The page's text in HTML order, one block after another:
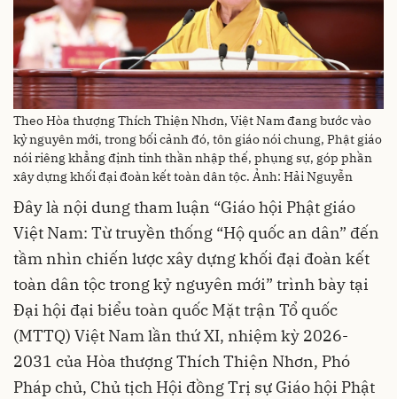
Theo Hòa thượng Thích Thiện Nhơn, Việt Nam đang bước vào
kỷ nguyên mới, trong bối cảnh đó, tôn giáo nói chung, Phật giáo
nói riêng khẳng định tinh thần nhập thế, phụng sự, góp phần
xây dựng khối đại đoàn kết toàn dân tộc. Ảnh: Hải Nguyễn
Đây là nội dung tham luận “Giáo hội Phật giáo
Việt Nam: Từ truyền thống “Hộ quốc an dân” đến
tầm nhìn chiến lược xây dựng khối đại đoàn kết
toàn dân tộc trong kỷ nguyên mới” trình bày tại
Đại hội đại biểu toàn quốc Mặt trận Tổ quốc
(MTTQ) Việt Nam lần thứ XI, nhiệm kỳ 2026-
2031 của Hòa thượng Thích Thiện Nhơn, Phó
Pháp chủ, Chủ tịch Hội đồng Trị sự Giáo hội Phật